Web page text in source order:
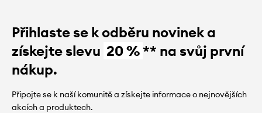
Přihlaste se k odběru novinek a
získejte slevu 20 %** na svůj první
nákup.
Připojte se k naší komunitě a získejte informace o nejnovějších
akcích a produktech.